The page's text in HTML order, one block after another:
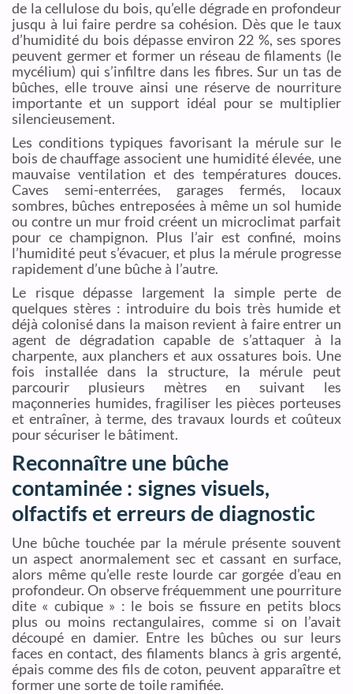
de la cellulose du bois, qu’elle dégrade en profondeur
jusqu à lui faire perdre sa cohésion. Dès que le taux
d’humidité du bois dépasse environ 22 %, ses spores
peuvent germer et former un réseau de filaments (le
mycélium) qui s’infiltre dans les fibres. Sur un tas de
bûches, elle trouve ainsi une réserve de nourriture
importante et un support idéal pour se multiplier
silencieusement.
Les conditions typiques favorisant la mérule sur le
bois de chauffage associent une humidité élevée, une
mauvaise ventilation et des températures douces.
Caves semi-enterrées, garages fermés, locaux
sombres, bûches entreposées à même un sol humide
ou contre un mur froid créent un microclimat parfait
pour ce champignon. Plus l’air est confiné, moins
l’humidité peut s’évacuer, et plus la mérule progresse
rapidement d’une bûche à l’autre.
Le risque dépasse largement la simple perte de
quelques stères : introduire du bois très humide et
déjà colonisé dans la maison revient à faire entrer un
agent de dégradation capable de s’attaquer à la
charpente, aux planchers et aux ossatures bois. Une
fois installée dans la structure, la mérule peut
parcourir plusieurs mètres en suivant les
maçonneries humides, fragiliser les pièces porteuses
et entraîner, à terme, des travaux lourds et coûteux
pour sécuriser le bâtiment.
Reconnaître une bûche
contaminée : signes visuels,
olfactifs et erreurs de diagnostic
Une bûche touchée par la mérule présente souvent
un aspect anormalement sec et cassant en surface,
alors même qu’elle reste lourde car gorgée d’eau en
profondeur. On observe fréquemment une pourriture
dite « cubique » : le bois se fissure en petits blocs
plus ou moins rectangulaires, comme si on l’avait
découpé en damier. Entre les bûches ou sur leurs
faces en contact, des filaments blancs à gris argenté,
épais comme des fils de coton, peuvent apparaître et
former une sorte de toile ramifiée.